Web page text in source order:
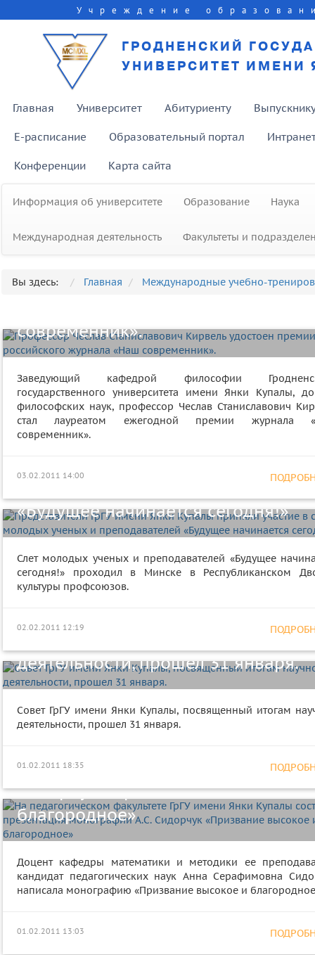
Учреждение
ГРОДНЕНСКИЙ
УНИВЕРСИТЕТ ИМЕНИ
Главная Университет Абитуриенту
E-расписание Образовательный портал
Конференции Карта сайта
Информация об университете Образование Наука
Международная деятельность Факультеты и
Вы здесь: Главная Международные учебно-
Профессор Чеслав Станиславович
Кирвель удостоен премии
современник».
Заведующий кафедрой философии
государственного университета имени Янки Купалы,
философских наук, профессор Чеслав Станиславович
стал лауреатом ежегодной премии журнала
современник».
03.02.2011 14:00
Представители ГрГУ имени Янки
молодых ученых и
«Будущее начинается сегодня!»
Слет молодых ученых и преподавателей «Будущее
сегодня!» проходил в Минске в Республиканском
культуры профсоюзов.
02.02.2011 12:19
посвященный итогам научной
деятельности, прошел 31 января.
Совет ГрГУ имени Янки Купалы, посвященный итогам
деятельности, прошел 31 января.
01.02.2011 18:35
На педагогическом факультете
презентация монографии А.С.
Сидорчук «Призвание высокое и
благородное»
Доцент кафедры математики и методики ее
кандидат педагогических наук Анна Серафимовна
написала монографию «Призвание высокое и
01.02.2011 13:03
Доктор исторических наук Г. Я.
истории и социологии ГрГУ имени